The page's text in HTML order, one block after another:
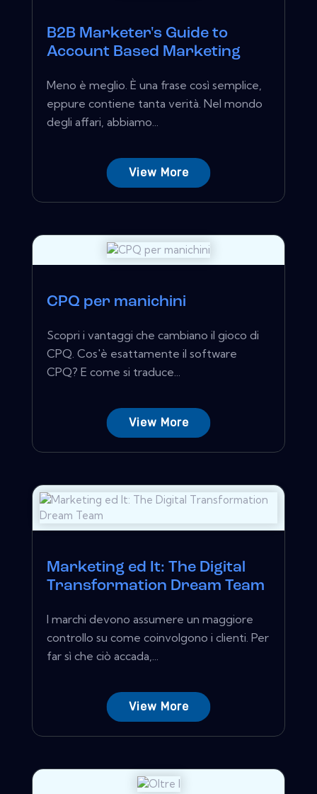
B2B Marketer's Guide to
Account Based Marketing
Meno è meglio. È una frase così semplice,
eppure contiene tanta verità. Nel mondo
degli affari, abbiamo...
View More
CPQ per manichini
Scopri i vantaggi che cambiano il gioco di
CPQ. Cos'è esattamente il software
CPQ? E come si traduce...
View More
Marketing ed It: The Digital
Transformation Dream Team
I marchi devono assumere un maggiore
controllo su come coinvolgono i clienti. Per
far sì che ciò accada,...
View More